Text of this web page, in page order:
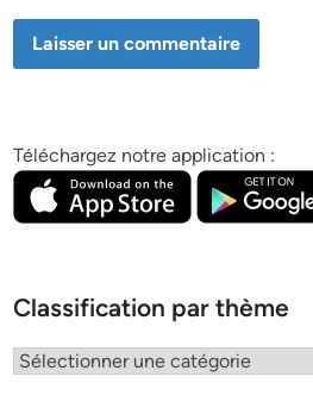
Téléchargez notre application :
Classification par thème
Classification